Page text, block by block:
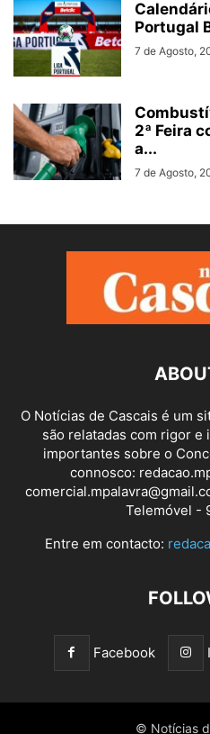
Portugal
7 de Agosto,
2ª Feira
a...
7 de Agosto,
O Notícias de Cascais é um
são relatadas com rigor e
importantes sobre o
connosco:
Telemóvel -
Entre em contacto:
Facebook
© Notícias